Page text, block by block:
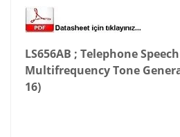
LS656AB ; Telephone
Multifrequency Tone
16)